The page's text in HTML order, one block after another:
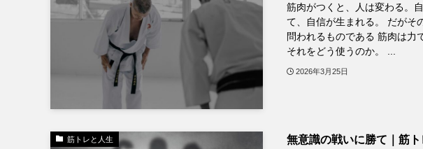
筋肉がつくと、人は変わる。
て、自信が生まれる。 だがそ
問われるものである 筋肉は力
それをどう使うのか。 ...
2026年3月25日
筋トレと人生 無意識の戦いに勝て｜筋